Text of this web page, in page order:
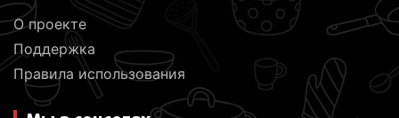
О проекте
Поддержка
Правила использования